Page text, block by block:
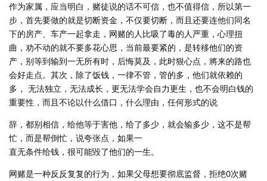
作为家属，应当明白，赌徒说的话不可信，也不值得信，所以第一
步，首先要做的就是切断资金，不仅要切断，而且还要连他们同名
下的房产、车产一起拿走，网赌的人比吸了毒的人严重，心理扭
曲，劝不动的就不要多花心思，当前最要紧的，是转移他们的资
产，别等到输到一无所有时，后悔莫及，此时狠心点，將来的路也
会好走点。其次，除了饭钱，一律不管，管的多，他们就依赖的
多， 无法独立，无法成长，更无法学会自力更生，也不会明白钱的
重要性，而且不论以什么借口，什么理由，任何形式的说
辞，都别相信，给他等于害他，给了多少，就会输多少，这不是帮
忙，而是帮倒忙，说夸张点，如果一
直无条件给钱，很可能毀了他们的一生。
网赌是一种反反复复的行为，如果父母想要彻底监督，拒绝0次赌